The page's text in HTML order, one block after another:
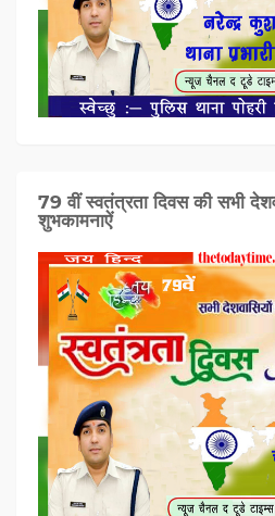
79 वीं स्वतंत्रता दिवस की सभी
शुभकामनाऐं